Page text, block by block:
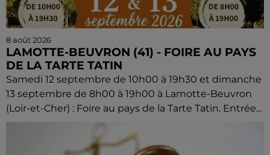
8 août 2026
LAMOTTE-BEUVRON (41) - FOIRE AU PAYS
DE LA TARTE TATIN
Samedi 12 septembre de 10h00 à 19h30 et dimanche
13 septembre de 8h00 à 19h00 à Lamotte-Beuvron
(Loir-et-Cher) : Foire au pays de la Tarte Tatin. Entrée...